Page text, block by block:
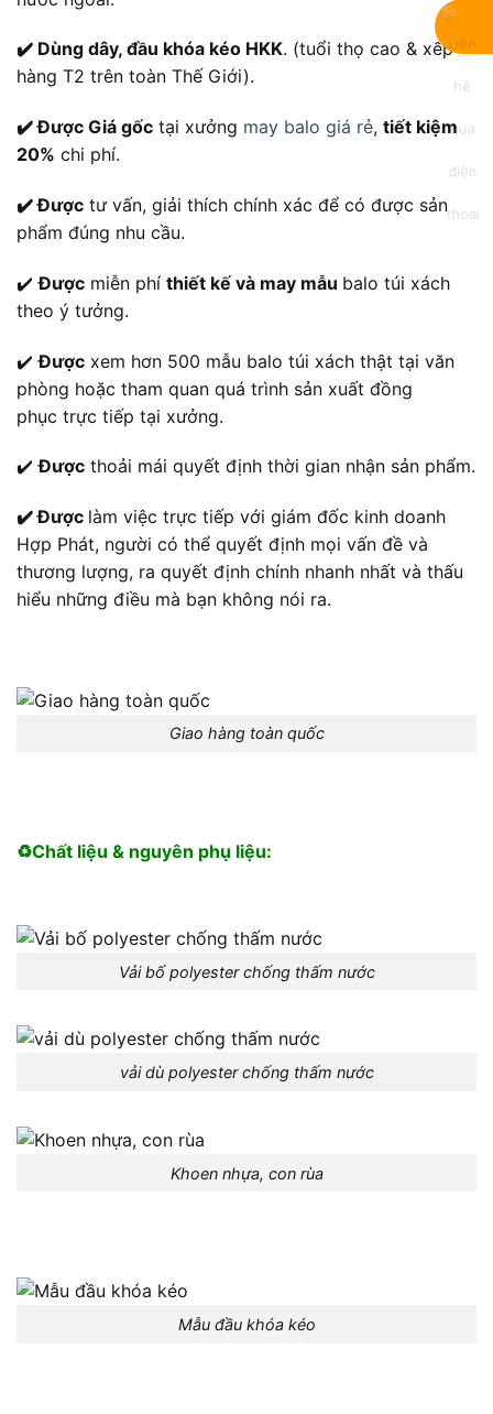
✔️ Dùng dây, đầu khóa kéo HKK. (tuổi thọ cao & xếp
hàng T2 trên toàn Thế Giới).
✔️ Được Giá gốc tại xưởng may balo giá rẻ, tiết kiệm
20% chi phí.
✔️ Được tư vấn, giải thích chính xác để có được sản
phẩm đúng nhu cầu.
✔️Được miễn phí thiết kế và may mẫu balo túi xách
theo ý tưởng.
✔️Được xem hơn 500 mẫu balo túi xách thật tại văn
phòng hoặc tham quan quá trình sản xuất đồng
phục trực tiếp tại xưởng.
✔️Được thoải mái quyết định thời gian nhận sản phẩm.
✔️ Được làm việc trực tiếp với giám đốc kinh doanh
Hợp Phát, người có thể quyết định mọi vấn đề và
thương lượng, ra quyết định chính nhanh nhất và thấu
hiểu những điều mà bạn không nói ra.
Giao hàng toàn quốc
♻️Chất liệu & nguyên phụ liệu:
Vải bố polyester chống thấm nước
vải dù polyester chống thấm nước
Khoen nhựa, con rùa
Mẫu đầu khóa kéo